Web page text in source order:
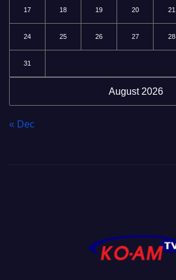
August 2026
17 18 19 20 21
24 25 26 27 28
31
« Dec